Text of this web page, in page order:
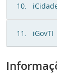
10.
11. iGovTI